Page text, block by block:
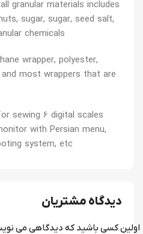
granular materials includes
sugar, sugar, seed salt,
chemicals
wrapper, polyester,
most wrappers that are
sewing 6 digital scales
with Persian menu,
system, etc
دیدگاه مشتریان